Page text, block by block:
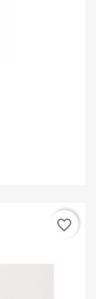
favorite_border